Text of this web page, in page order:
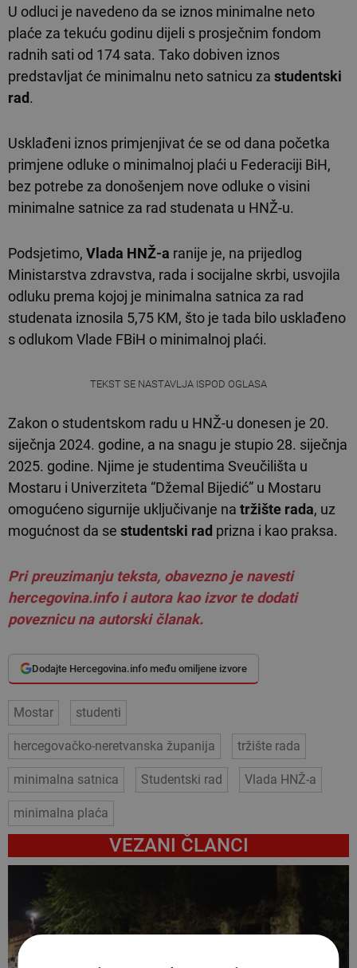
U odluci je navedeno da se iznos minimalne neto
plaće za tekuću godinu dijeli s prosječnim fondom
radnih sati od 174 sata. Tako dobiven iznos
predstavljat će minimalnu neto satnicu za studentski
rad.
Usklađeni iznos primjenjivat će se od dana početka
primjene odluke o minimalnoj plaći u Federaciji BiH,
bez potrebe za donošenjem nove odluke o visini
minimalne satnice za rad studenata u HNŽ-u.
Podsjetimo, Vlada HNŽ-a ranije je, na prijedlog
Ministarstva zdravstva, rada i socijalne skrbi, usvojila
odluku prema kojoj je minimalna satnica za rad
studenata iznosila 5,75 KM, što je tada bilo usklađeno
s odlukom Vlade FBiH o minimalnoj plaći.
TEKST SE NASTAVLJA ISPOD OGLASA
Zakon o studentskom radu u HNŽ-u donesen je 20.
siječnja 2024. godine, a na snagu je stupio 28. siječnja
2025. godine. Njime je studentima Sveučilišta u
Mostaru i Univerziteta “Džemal Bijedić” u Mostaru
omogućeno sigurnije uključivanje na tržište rada, uz
mogućnost da se studentski rad prizna i kao praksa.
Pri preuzimanju teksta, obavezno je navesti
hercegovina.info i autora kao izvor te dodati
poveznicu na autorski članak.
Dodajte Hercegovina.info među omiljene izvore
Mostar studenti
hercegovačko-neretvanska županija tržište rada
minimalna satnica Studentski rad Vlada HNŽ-a
minimalna plaća
VEZANI ČLANCI